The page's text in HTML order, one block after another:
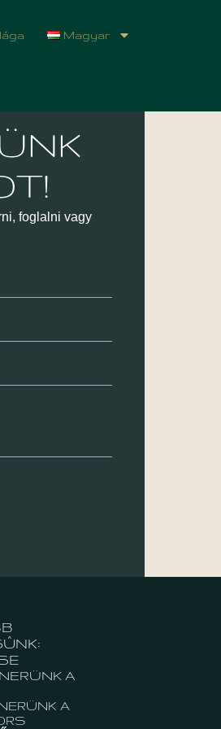
Magyar
foglalni vagy
A
A